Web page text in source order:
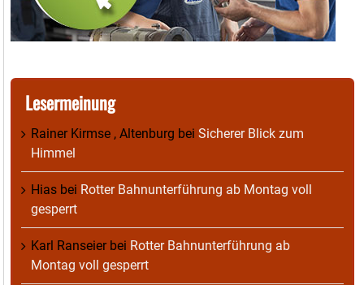
Lesermeinung
Rainer Kirmse , Altenburg bei Sicherer Blick zum
Himmel
Hias bei Rotter Bahnunterführung ab Montag voll
gesperrt
Karl Ranseierbei Rotter Bahnunterführung ab
Montag voll gesperrt